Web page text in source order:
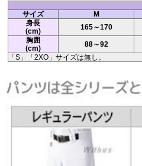
サイズ
M
身長
(cm)
165～170
胸囲
(cm)
88～92
「S」「2XO」サイズは無し。